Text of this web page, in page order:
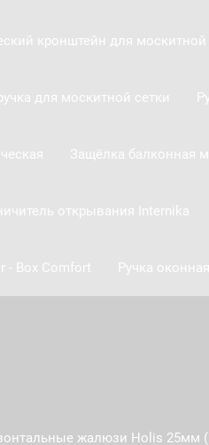
кронштейн для москитной
для москитной сетки
Защёлка балконная
открывания Internika
- Box Comfort Ручка
жалюзи Holis 25мм